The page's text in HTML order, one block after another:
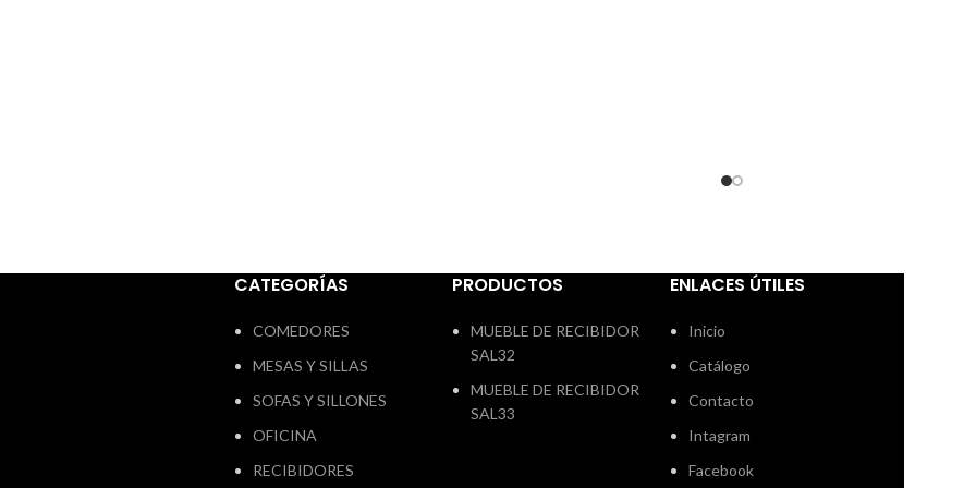
CATEGORÍAS
COMEDORES
MESAS Y SILLAS
SOFAS Y SILLONES
OFICINA
RECIBIDORES
PRODUCTOS
MUEBLE DE RECIBIDOR
SAL32
MUEBLE DE RECIBIDOR
SAL33
ENLACES ÚTILES
Inicio
Catálogo
Contacto
Intagram
Facebook